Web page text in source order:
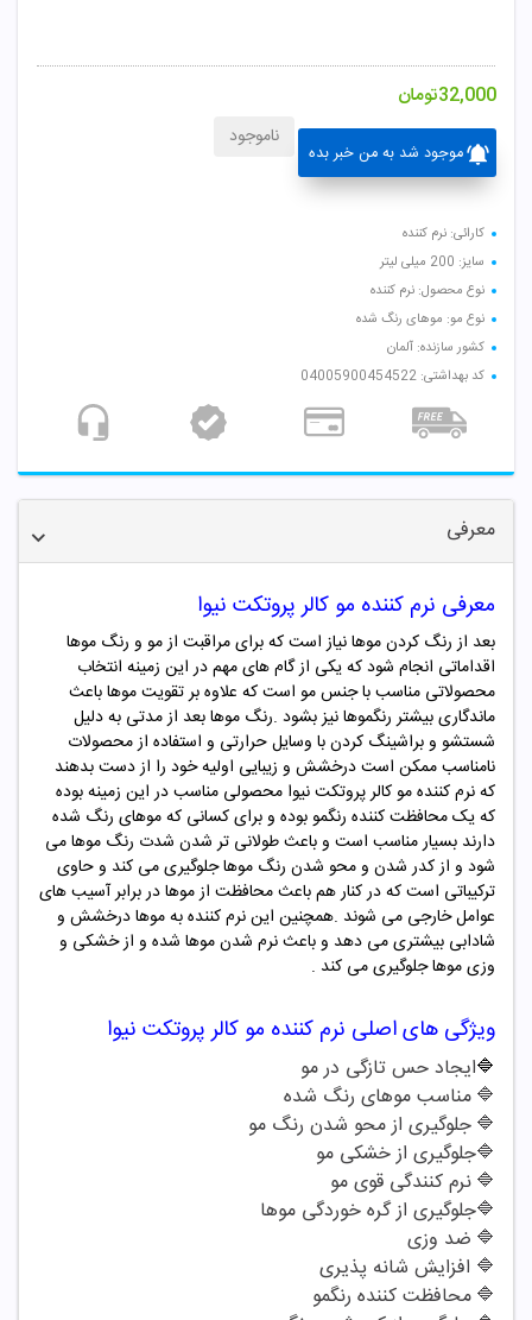
32,000تومان
موجود شد به من خبر بده
ناموجود
کارائی: نرم کننده
سایز: 200 میلی لیتر
نوع محصول: نرم کننده
نوع مو: موهای رنگ شده
کشور سازنده: آلمان
کد بهداشتی: 04005900454522
معرفی
معرفی نرم کننده مو کالر پروتکت نیوا
بعد از رنگ کردن موها نیاز است که برای مراقبت از مو و رنگ موها
اقداماتی انجام شود که یکی از گام های مهم در این زمینه انتخاب
محصولاتی مناسب با جنس مو است که علاوه بر تقویت موها باعث
ماندگاری بیشتر رنگموها نیز بشود .رنگ موها بعد از مدتی به دلیل
شستشو و براشینگ کردن با وسایل حرارتی و استفاده از محصولات
نامناسب ممکن است درخشش و زیبایی اولیه خود را از دست بدهند
که نرم کننده مو کالر پروتکت نیوا محصولی مناسب در این زمینه بوده
که یک محافظت کننده رنگمو بوده و برای کسانی که موهای رنگ شده
دارند بسیار مناسب است و باعث طولانی تر شدن شدت رنگ موها می
شود و از کدر شدن و محو شدن رنگ موها جلوگیری می کند و حاوی
ترکیباتی است که در کنار هم باعث محافظت از موها در برابر آسیب های
عوامل خارجی می شوند .همچنین این نرم کننده به موها درخشش و
شادابی بیشتری می دهد و باعث نرم شدن موها شده و از خشکی و
وزی موها جلوگیری می کند .
ویژگی های اصلی نرم کننده مو کالر پروتکت نیوا
🔷ایجاد حس تازگی در مو
🔷مناسب موهای رنگ شده
🔷جلوگیری از محو شدن رنگ مو
🔷جلوگیری از خشکی مو
🔷نرم کنندگی قوی مو
🔷جلوگیری از گره خوردگی موها
🔷 ضد وزی
🔷 افزایش شانه پذیری
🔷محافظت کننده رنگمو